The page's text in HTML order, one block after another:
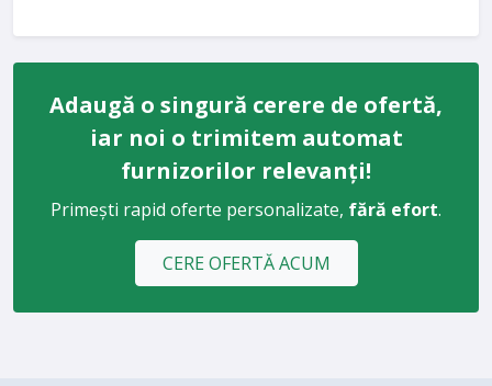
Adaugă o singură cerere de ofertă,
iar noi o trimitem automat
furnizorilor relevanți!
Primești rapid oferte personalizate, fără efort.
CERE OFERTĂ ACUM